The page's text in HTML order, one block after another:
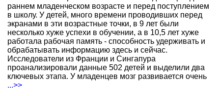
раннем младенческом возрасте и перед поступлением
в школу. У детей, много времени проводивших перед
экранами в эти возрастные точки, в 9 лет были
несколько хуже успехи в обучении, а в 10,5 лет хуже
работала рабочая память - способность удерживать и
обрабатывать информацию здесь и сейчас.
Исследователи из Франции и Сингапура
проанализировали данные 502 детей и выделили два
ключевых этапа. У младенцев мозг развивается очень
...>>